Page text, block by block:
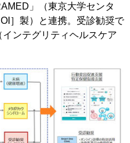
」（東京大学センタ
］製）と連携。受診勧奨で
ンテグリティヘルスケア